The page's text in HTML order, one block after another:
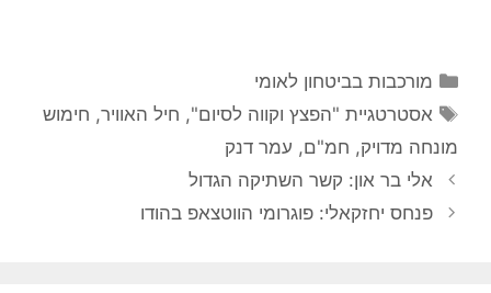
קטגוריות
מורכבות בביטחון לאומי
תגיות
אסטרטגיית "הפצץ וקווה לסיום", חיל האוויר, חימוש
מונחה מדויק, חמ"ם, עמר דנק
אלי בר און: קשר השתיקה הגדול
פנחס יחזקאלי: פוגרומי הווטצאפ בהודו